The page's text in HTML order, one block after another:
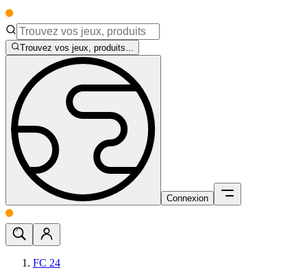
Trouvez vos jeux, produits...
Connexion
FC 24